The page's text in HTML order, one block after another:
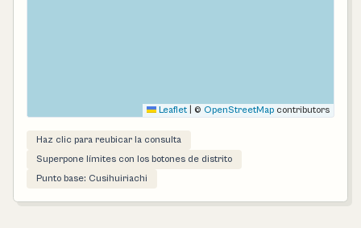
Leaflet © OpenStreetMap contributors
Haz clic para reubicar la consulta
Superpone límites con los botones de distrito
Punto base: Cusihuiriachi